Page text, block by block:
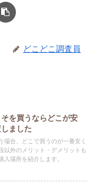
どこどこ調査員
を買うならどこが安
ました
場合、どこで買うのが一番安く
以外のメリット・デメリットも
場所を紹介します。